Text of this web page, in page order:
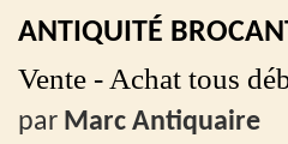
ANTIQUITÉ
Vente - Achat tous
par Marc Antiquaire